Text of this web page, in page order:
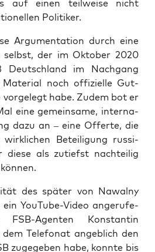
auf einen teil­wei­se nicht
Politiker.
Argu­men­ta­ti­on durch eine
selbst, der im Okto­ber 2020
im Nach­gang
Mate­ri­al noch offi­zi­el­le Gut­
habe. Zudem bot er
eine gemein­sa­me, inter­na­
dazu an – eine Offer­te, die
Betei­li­gung rus­si­
die­se als zutiefst nach­tei­lig
des spä­ter von Nawal­ny
You­Tube-Video ange­ru­fe­
FSB-Agen­ten Kon­stan­tin
Tele­fo­nat angeb­lich den
zuge­ge­ben habe, konn­te bis